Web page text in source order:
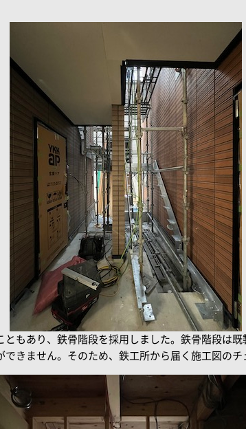
もあり、鉄骨階段を採用しました。鉄骨階段は
きません。そのため、鉄工所から届く施工図のチ